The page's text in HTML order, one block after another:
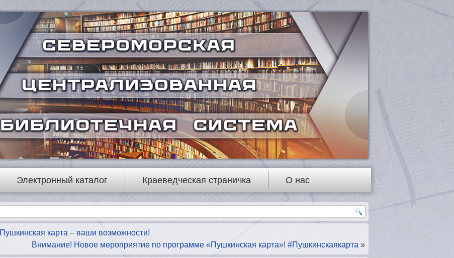
Электронный каталог Краеведческая страничка О нас
Пушкинская карта – ваши возможности!
Внимание! Новое мероприятие по программе «Пушкинская карта»! #Пушкинскаякарта »